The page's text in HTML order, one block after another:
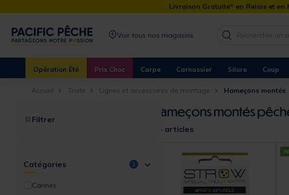
Livraison Gratuite* en Relais et
Voir tous nos magasins
Opération Été Prix Choc Carpe Carnassier Silure Coup
Accueil Truite Lignes et accessoires de montage Hameçons montés
Filtrer
Catégories 1
Cannes
Hameçons montés
15 articles